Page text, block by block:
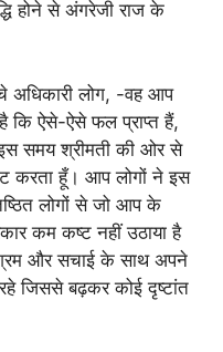
होने से अंगरेजी राज के
अधिकारी लोग, -वह आप
कि ऐसे-ऐसे फल प्राप्त हैं,
समय श्रीमती की ओर से
करता हूँ। आप लोगों ने इस
लोगों से जो आप के
कम कष्ट नहीं उठाया है
और सचाई के साथ अपने
जिससे बढ़कर कोई दृष्टांत